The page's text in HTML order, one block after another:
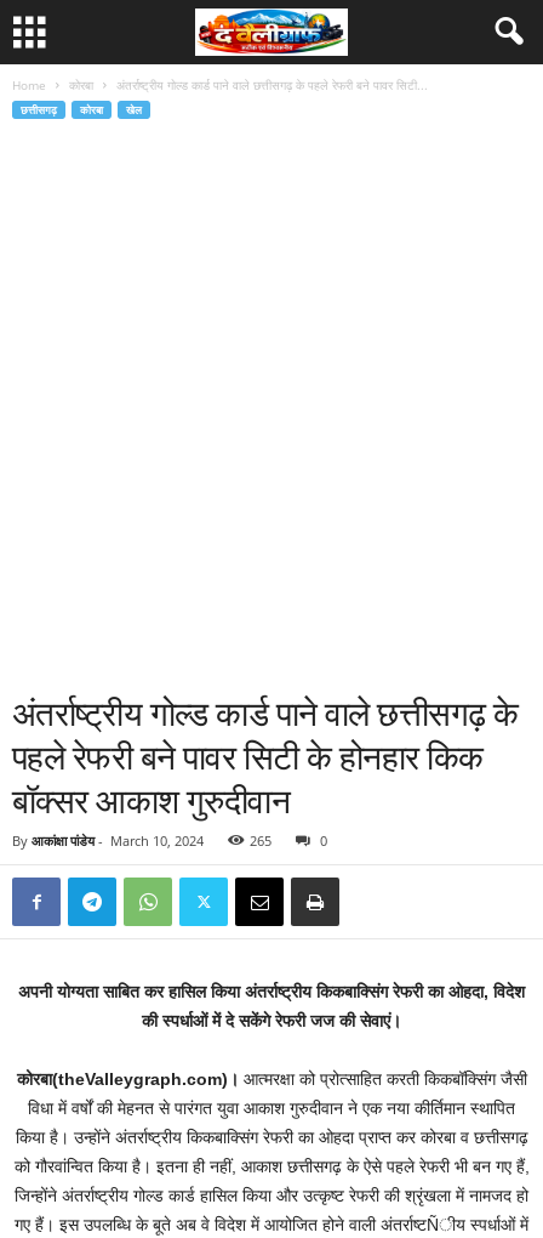
Home कोरबा अंतर्राष्ट्रीय गोल्ड कार्ड पाने वाले छत्तीसगढ़ के पहले रेफरी बने पावर सिटी...
छत्तीसगढ़ कोरबा खेल
अंतर्राष्ट्रीय गोल्ड कार्ड पाने वाले छत्तीसगढ़ के
पहले रेफरी बने पावर सिटी के होनहार किक
बॉक्सर आकाश गुरुदीवान
By आकांक्षा पांडेय- March 10, 2024 265 0
अपनी योग्यता साबित कर हासिल किया अंतर्राष्ट्रीय किकबाक्सिंग रेफरी का ओहदा, विदेश
की स्पर्धाओं में दे सकेंगे रेफरी जज की सेवाएं।
कोरबा(theValleygraph.com)। आत्मरक्षा को प्रोत्साहित करती किकबॉक्सिंग जैसी
विधा में वर्षों की मेहनत से पारंगत युवा आकाश गुरुदीवान ने एक नया कीर्तिमान स्थापित
किया है। उन्होंने अंतर्राष्ट्रीय किकबाक्सिंग रेफरी का ओहदा प्राप्त कर कोरबा व छत्तीसगढ़
को गौरवांन्वित किया है। इतना ही नहीं, आकाश छत्तीसगढ़ के ऐसे पहले रेफरी भी बन गए हैं,
जिन्होंने अंतर्राष्ट्रीय गोल्ड कार्ड हासिल किया और उत्कृष्ट रेफरी की श्रृंखला में नामजद हो
गए हैं। इस उपलब्धि के बूते अब वे विदेश में आयोजित होने वाली अंतर्राष्टÑीय स्पर्धाओं में